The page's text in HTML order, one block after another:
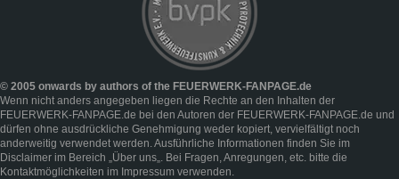
© 2005 onwards by authors of the FEUERWERK-FANPAGE.de
Wenn nicht anders angegeben liegen die Rechte an den Inhalten der
FEUERWERK-FANPAGE.de bei den Autoren der FEUERWERK-FANPAGE.de und
dürfen ohne ausdrückliche Genehmigung weder kopiert, vervielfältigt noch
anderweitig verwendet werden. Ausführliche Informationen finden Sie im
Disclaimer im Bereich „Über uns„. Bei Fragen, Anregungen, etc. bitte die
Kontaktmöglichkeiten im Impressum verwenden.